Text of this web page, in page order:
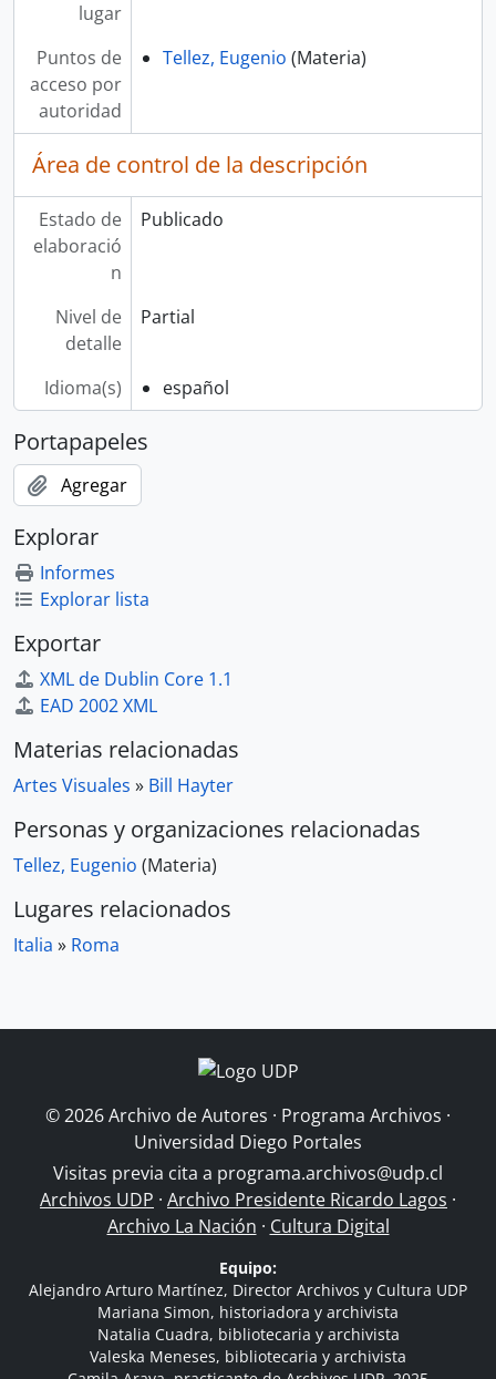
lugar
Puntos de
acceso por
autoridad
Tellez, Eugenio (Materia)
Área de control de la descripción
Estado de
elaboració
n
Publicado
Nivel de
detalle
Partial
Idioma(s) español
Portapapeles
Agregar
Explorar
Informes
Explorar lista
Exportar
XML de Dublin Core 1.1
EAD 2002 XML
Materias relacionadas
Artes Visuales » Bill Hayter
Personas y organizaciones relacionadas
Tellez, Eugenio (Materia)
Lugares relacionados
Italia » Roma
© 2026 Archivo de Autores · Programa Archivos ·
Universidad Diego Portales
Visitas previa cita a programa.archivos@udp.cl
Archivos UDP · Archivo Presidente Ricardo Lagos ·
Archivo La Nación · Cultura Digital
Equipo:
Alejandro Arturo Martínez, Director Archivos y Cultura UDP
Mariana Simon, historiadora y archivista
Natalia Cuadra, bibliotecaria y archivista
Valeska Meneses, bibliotecaria y archivista